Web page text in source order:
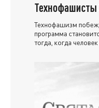
Технофашисты
Технофашизм
программа
тогда, когда